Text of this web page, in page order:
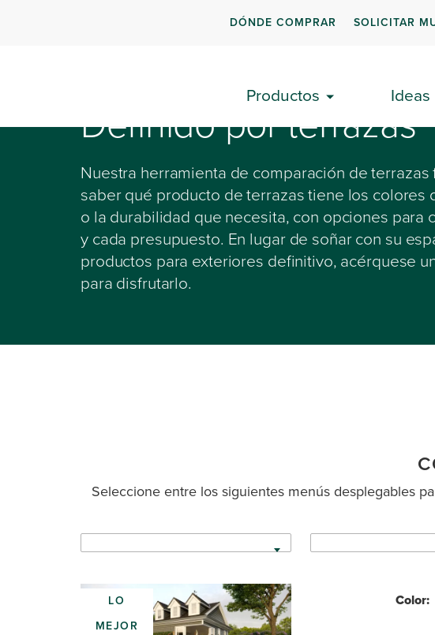
DÓNDE COMPRAR SOLICITAR
Productos Ideas
Definido por terrazas
Nuestra herramienta de comparación de terrazas
saber qué producto de terrazas tiene los colores
o la durabilidad que necesita, con opciones para
y cada presupuesto. En lugar de soñar con su
productos para exteriores definitivo, acérquese
para disfrutarlo.
Seleccione entre los siguientes menús desplegables
LO
MEJOR
Color: